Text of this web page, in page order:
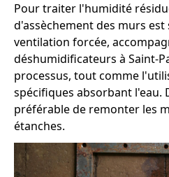
Pour traiter l'humidité
d'assèchement des murs
ventilation forcée,
déshumidificateurs à Saint-
processus, tout comme
spécifiques absorbant l'eau.
préférable de remonter les
étanches.